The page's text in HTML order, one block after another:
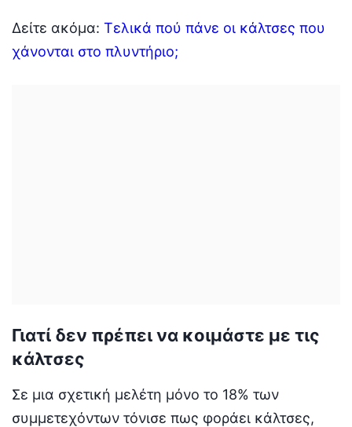
Δείτε ακόμα: Τελικά πού πάνε οι κάλτσες που
χάνονται στο πλυντήριο;
Γιατί δεν πρέπει να κοιμάστε με τις
κάλτσες
Σε μια σχετική μελέτη μόνο το 18% των
συμμετεχόντων τόνισε πως φοράει κάλτσες,